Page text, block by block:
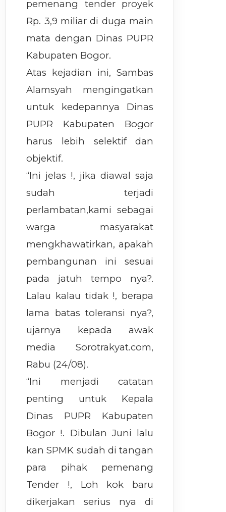
pemenang tender proyek
Rp. 3,9 miliar di duga main
mata dengan Dinas PUPR
Kabupaten Bogor.
Atas kejadian ini, Sambas
Alamsyah mengingatkan
untuk kedepannya Dinas
PUPR Kabupaten Bogor
harus lebih selektif dan
objektif.
“Ini jelas !, jika diawal saja
sudah terjadi
perlambatan,kami sebagai
warga masyarakat
mengkhawatirkan, apakah
pembangunan ini sesuai
pada jatuh tempo nya?.
Lalau kalau tidak !, berapa
lama batas toleransi nya?,
ujarnya kepada awak
media Sorotrakyat.com,
Rabu (24/08).
“Ini menjadi catatan
penting untuk Kepala
Dinas PUPR Kabupaten
Bogor !. Dibulan Juni lalu
kan SPMK sudah di tangan
para pihak pemenang
Tender !, Loh kok baru
dikerjakan serius nya di